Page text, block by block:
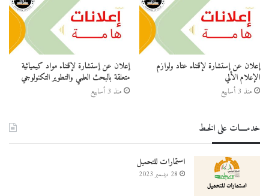
إعلان عن إستشارة لإقتناء عتاد ولوازم
الإعلام الألي
منذ 3 أسابيع
إعلان عن إستشارة لإقتناء مواد كيميائية
متعلقة بالبحث العلمي والتطوير التكنولوجي
منذ 3 أسابيع
خدمــــات على الخـط
استمارات للتحميل
28 ديسمبر 2023